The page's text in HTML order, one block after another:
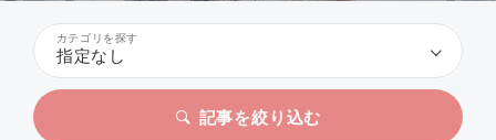
カテゴリを探す
指定なし
記事を絞り込む